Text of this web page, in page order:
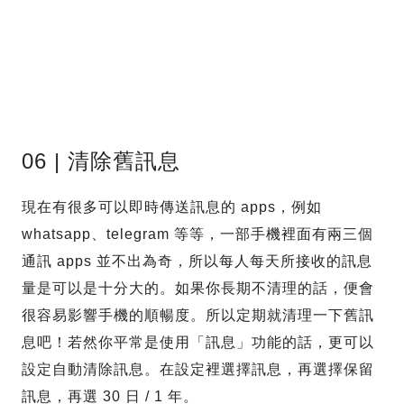
06 | 清除舊訊息
現在有很多可以即時傳送訊息的 apps，例如
whatsapp、telegram 等等，一部手機裡面有兩三個
通訊 apps 並不出為奇，所以每人每天所接收的訊息
量是可以是十分大的。如果你長期不清理的話，便會
很容易影響手機的順暢度。所以定期就清理一下舊訊
息吧！若然你平常是使用「訊息」功能的話，更可以
設定自動清除訊息。在設定裡選擇訊息，再選擇保留
訊息，再選 30 日 / 1 年。